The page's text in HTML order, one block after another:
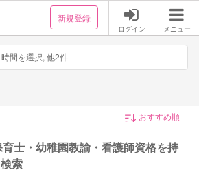
新規登録
ログイン メニュー
間を選択, 他2件
士・幼稚園教諭・看護師資格を持
索